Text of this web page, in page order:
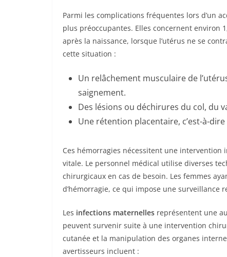
Parmi les complications fréquentes lors d’un
plus préoccupantes. Elles concernent environ
après la naissance, lorsque l’utérus ne se
cette situation :
Un relâchement musculaire de
saignement.
Des lésions ou déchirures du col, du
Une rétention placentaire, c’est-à-
Ces hémorragies nécessitent une
vitale. Le personnel médical utilise diverses
chirurgicaux en cas de besoin. Les femmes
d’hémorragie, ce qui impose une surveillance
Les infections maternelles représentent une
peuvent survenir suite à une intervention
cutanée et la manipulation des organes
avertisseurs incluent :